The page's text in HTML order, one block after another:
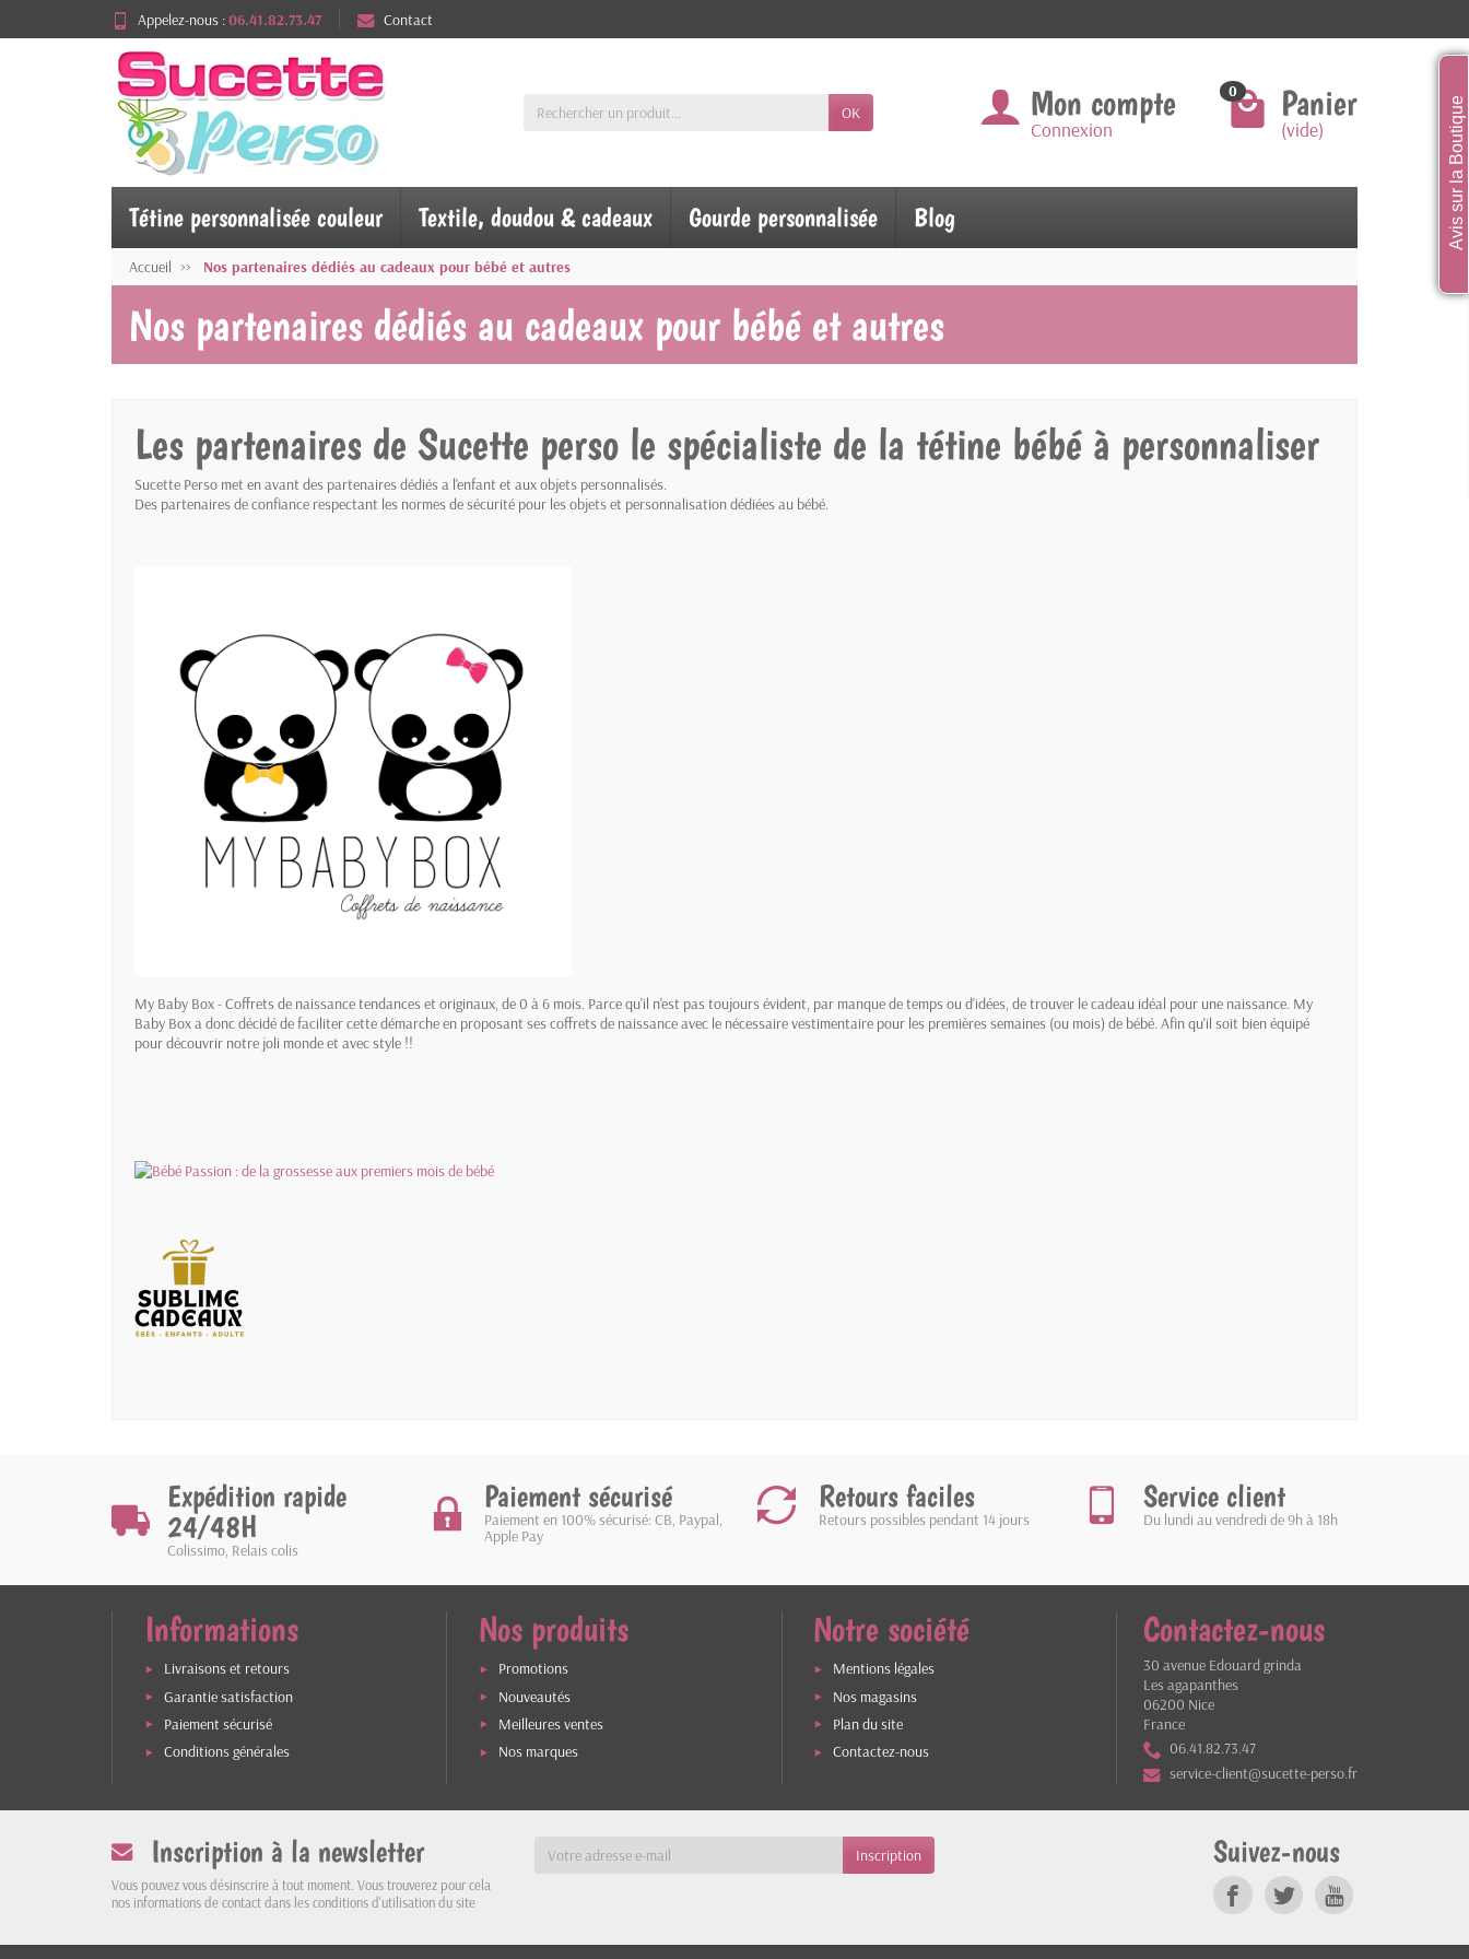
Appelez-nous :06.41.82.73.47 Contact
OK Mon compte
Connexion
0 Panier
(vide)
Tétine personnalisée couleur Textile, doudou & cadeaux Gourde personnalisée Blog
Accueil Nos partenaires dédiés au cadeaux pour bébé et autres
Nos partenaires dédiés au cadeaux pour bébé et autres
Les partenaires de Sucette perso le spécialiste de la tétine bébé à personnaliser
Sucette Perso met en avant des partenaires dédiés a l'enfant et aux objets personnalisés.
Des partenaires de confiance respectant les normes de sécurité pour les objets et personnalisation dédiées au bébé.
My Baby Box - Coffrets de naissance tendances et originaux, de 0 à 6 mois. Parce qu'il n'est pas toujours évident, par manque de temps ou d'idées, de trouver le cadeau idéal pour une naissance. My
Baby Box a donc décidé de faciliter cette démarche en proposant ses coffrets de naissance avec le nécessaire vestimentaire pour les premières semaines (ou mois) de bébé. Afin qu'il soit bien équipé
pour découvrir notre joli monde et avec style !!
Expédition rapide
24/48H
Colissimo, Relais colis
Paiement sécurisé
Paiement en 100% sécurisé: CB, Paypal,
Apple Pay
Retours faciles
Retours possibles pendant 14 jours
Service client
Du lundi au vendredi de 9h à 18h
Informations
Livraisons et retours
Garantie satisfaction
Paiement sécurisé
Conditions générales
Nos produits
Promotions
Nouveautés
Meilleures ventes
Nos marques
Notre société
Mentions légales
Nos magasins
Plan du site
Contactez-nous
Contactez-nous
30 avenue Edouard grinda
Les agapanthes
06200 Nice
France
06.41.82.73.47
service-client@sucette-perso.fr
Avis sur la Boutique
Inscription à la newsletter
Vous pouvez vous désinscrire à tout moment. Vous trouverez pour cela
nos informations de contact dans les conditions d'utilisation du site
Suivez-nous